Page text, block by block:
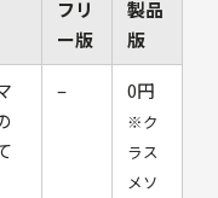
フリ
ー版
製品
版
– 0円
※ク
ラス
メソ